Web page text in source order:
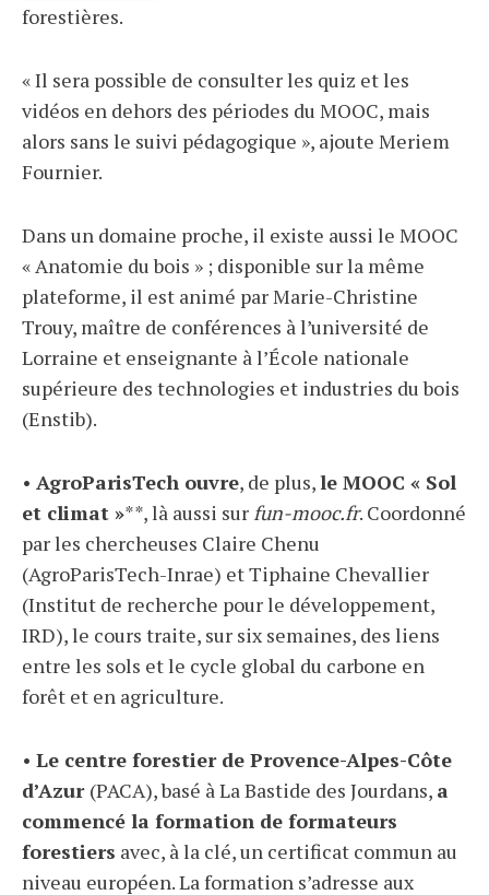
forestières.
« Il sera possible de consulter les quiz et les
vidéos en dehors des périodes du MOOC, mais
alors sans le suivi pédagogique », ajoute Meriem
Fournier.
Dans un domaine proche, il existe aussi le MOOC
« Anatomie du bois » ; disponible sur la même
plateforme, il est animé par Marie-Christine
Trouy, maître de conférences à l’université de
Lorraine et enseignante à l’École nationale
supérieure des technologies et industries du bois
(Enstib).
• AgroParisTech ouvre, de plus,le MOOC « Sol
et climat »**, là aussi sur fun-mooc.fr. Coordonné
par les chercheuses Claire Chenu
(AgroParisTech-Inrae) et Tiphaine Chevallier
(Institut de recherche pour le développement,
IRD), le cours traite, sur six semaines, des liens
entre les sols et le cycle global du carbone en
forêt et en agriculture.
• Le centre forestier de Provence-Alpes-Côte
d’Azur (PACA), basé à La Bastide des Jourdans, a
commencé la formation de formateurs
forestiers avec, à la clé, un certificat commun au
niveau européen. La formation s’adresse aux